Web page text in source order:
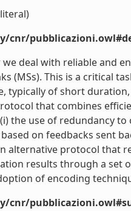
we deal with reliable and
(MSs). This is a critical
typically of short
that combines
the use of redundancy
on feedbacks sent
protocol that
results through a set
of encoding
cnr/